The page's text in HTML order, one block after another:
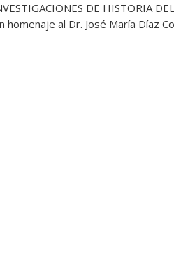
DE HISTORIA
homenaje al Dr. José María Díaz